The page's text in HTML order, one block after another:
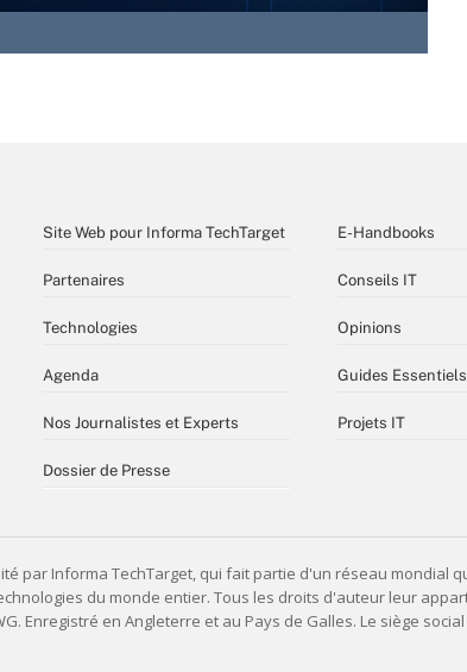
Site Web pour Informa TechTarget
Partenaires
Technologies
Agenda
Nos Journalistes et Experts
Dossier de Presse
E-Handbooks
Conseils IT
Opinions
Guides Essentiels
Projets IT